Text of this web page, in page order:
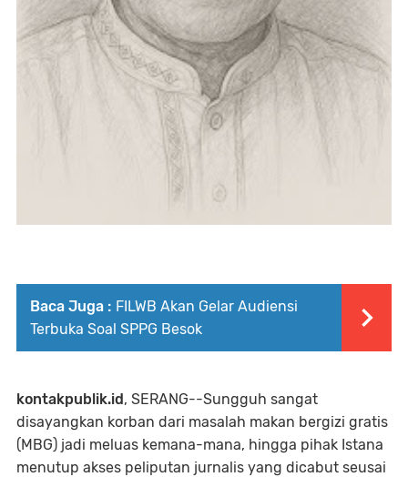
Baca Juga : FILWB Akan Gelar Audiensi
Terbuka Soal SPPG Besok
kontakpublik.id, SERANG--Sungguh sangat
disayangkan korban dari masalah makan bergizi gratis
(MBG) jadi meluas kemana-mana, hingga pihak Istana
menutup akses peliputan jurnalis yang dicabut seusai